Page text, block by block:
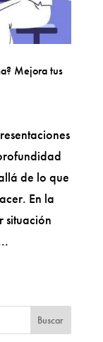
Mejora tus
de lo que
En la